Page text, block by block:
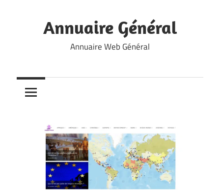
Annuaire Général
Annuaire Web Général